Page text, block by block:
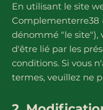
En utilisant le site
Complementerre38
dénommé "le site"),
d'être lié par les
conditions. Si vous
termes, veuillez ne